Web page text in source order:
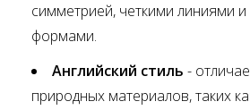
симметрией, четкими линиями
формами.
Английский стиль -
природных материалов, таких